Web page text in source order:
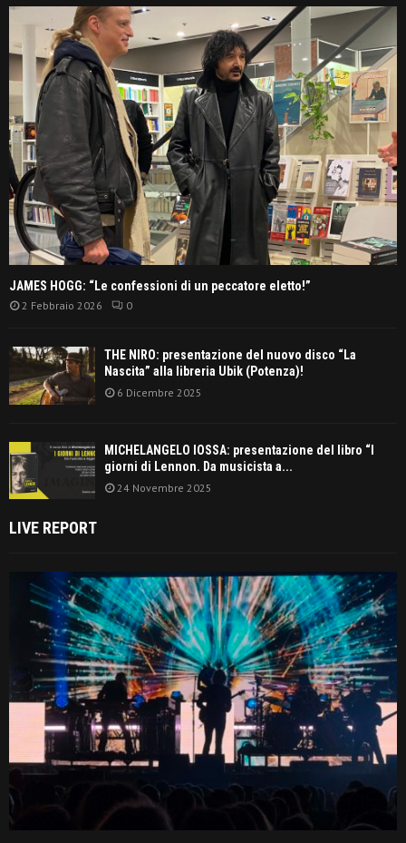
JAMES HOGG: “Le confessioni di un peccatore eletto!”
2 Febbraio 2026 0
THE NIRO: presentazione del nuovo disco “La
Nascita” alla libreria Ubik (Potenza)!
6 Dicembre 2025
MICHELANGELO IOSSA: presentazione del libro “I
giorni di Lennon. Da musicista a...
24 Novembre 2025
LIVE REPORT